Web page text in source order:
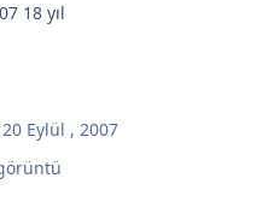
18 yıl
20 Eylül , 2007